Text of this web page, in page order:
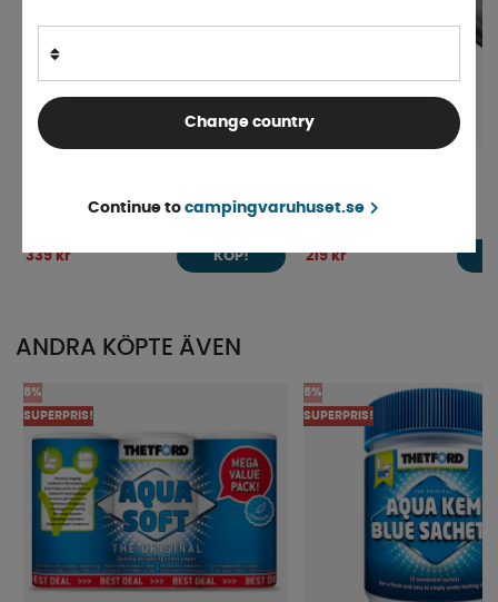
339 kr KÖP! 219 kr
ANDRA KÖPTE ÄVEN
5%
SUPERPRIS!
5%
SUPERPRIS!
Change country
Continue to campingvaruhuset.se